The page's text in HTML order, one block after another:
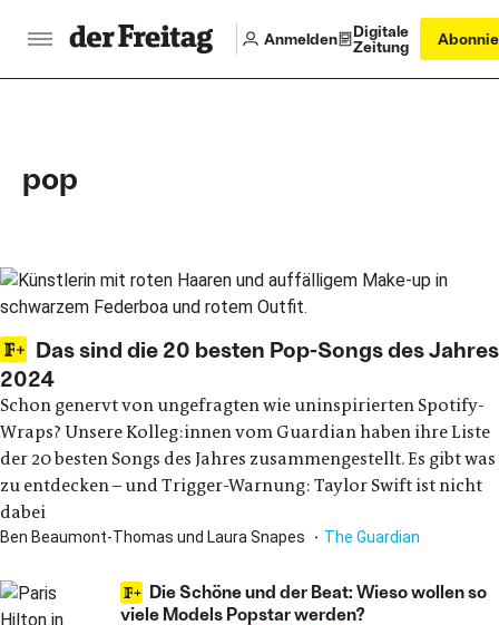
Anmelden
Digitale
Zeitung
pop
Main articles
Das sind die 20 besten Pop-Songs des Jahres
2024
Schon genervt von ungefragten wie uninspirierten Spotify-
Wraps? Unsere Kolleg:innen vom Guardian haben ihre Liste
der 20 besten Songs des Jahres zusammengestellt. Es gibt was
zu entdecken – und Trigger-Warnung: Taylor Swift ist nicht
dabei
Ben Beaumont-Thomas und Laura Snapes The Guardian
Die Schöne und der Beat: Wieso wollen so
viele Models Popstar werden?